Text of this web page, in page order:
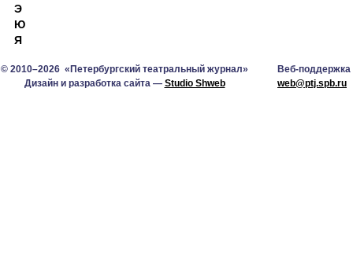
Э
Ю
Я
© 2010–2026 «Петербургский театральный журнал»
Дизайн и разработка сайта — Studio Shweb
Веб-поддержка
web@ptj.spb.ru